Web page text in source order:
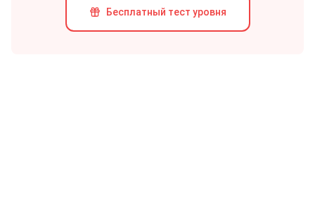
Бесплатный тест уровня